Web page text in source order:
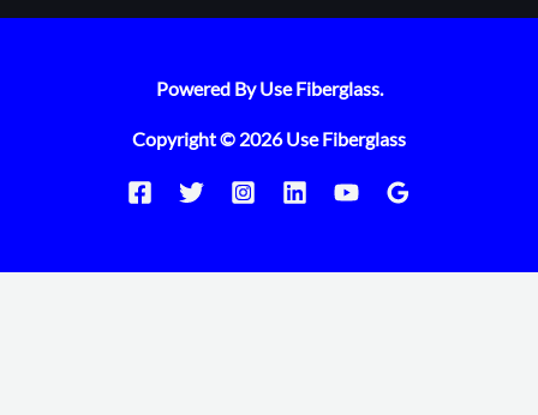
Powered By Use Fiberglass.
Copyright © 2026 Use Fiberglass